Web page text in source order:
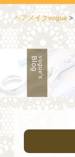
ヘアメイクvogue>